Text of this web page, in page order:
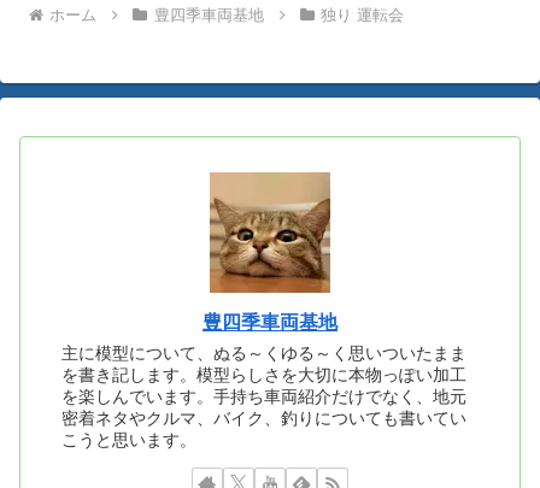
ホーム 豊四季車両基地 独り 運転会
豊四季車両基地
主に模型について、ぬる～くゆる～く思いついたまま
を書き記します。模型らしさを大切に本物っぽい加工
を楽しんでいます。手持ち車両紹介だけでなく、地元
密着ネタやクルマ、バイク、釣りについても書いてい
こうと思います。